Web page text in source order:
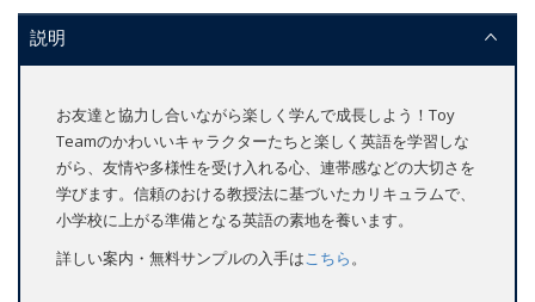
説明
お友達と協力し合いながら楽しく学んで成長しよう！Toy
Teamのかわいいキャラクターたちと楽しく英語を学習しな
がら、友情や多様性を受け入れる心、連帯感などの大切さを
学びます。信頼のおける教授法に基づいたカリキュラムで、
小学校に上がる準備となる英語の素地を養います。
詳しい案内・無料サンプルの入手はこちら。